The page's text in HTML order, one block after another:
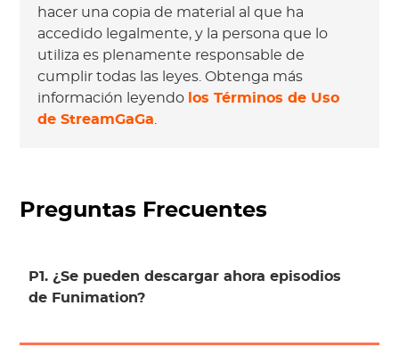
hacer una copia de material al que ha
accedido legalmente, y la persona que lo
utiliza es plenamente responsable de
cumplir todas las leyes. Obtenga más
información leyendo los Términos de Uso
de StreamGaGa.
Preguntas Frecuentes
P1. ¿Se pueden descargar ahora episodios
de Funimation?